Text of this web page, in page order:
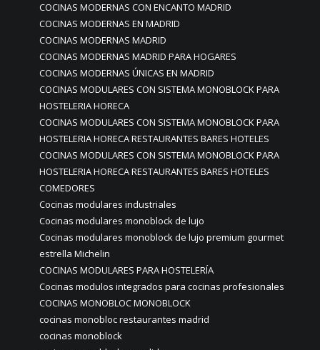
COCINAS MODERNAS CON ENCANTO MADRID
COCINAS MODERNAS EN MADRID
COCINAS MODERNAS MADRID
COCINAS MODERNAS MADRID PARA HOGARES
COCINAS MODERNAS ÚNICAS EN MADRID
COCINAS MODULARES CON SISTEMA MONOBLOCK PARA
HOSTELERIA HORECA
COCINAS MODULARES CON SISTEMA MONOBLOCK PARA
HOSTELERIA HORECA RESTAURANTES BARES HOTELES
COCINAS MODULARES CON SISTEMA MONOBLOCK PARA
HOSTELERIA HORECA RESTAURANTES BARES HOTELES
COMEDORES
Cocinas modulares industriales
Cocinas modulares monoblock de lujo
Cocinas modulares monoblock de lujo premium gourmet
estrella Michelin
COCINAS MODULARES PARA HOSTELERÍA
Cocinas modulos integrados para cocinas profesionales
COCINAS MONOBLOC MONOBLOCK
cocinas monobloc restaurantes madrid
cocinas monoblock